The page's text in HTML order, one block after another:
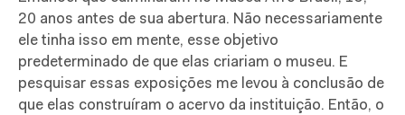
20 anos antes de sua abertura. Não necessariamente
ele tinha isso em mente, esse objetivo
predeterminado de que elas criariam o museu. E
pesquisar essas exposições me levou à conclusão de
que elas construíram o acervo da instituição. Então, o